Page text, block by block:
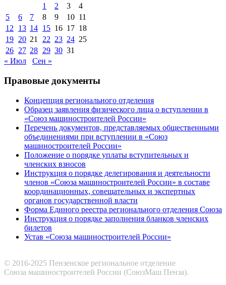
1
2 3
4
5
6 7 8 9 10 11
12 13 14 15 16 17 18
19 20 21 22 23 24 25
26 27 28 29 30 31
« Июл
Сен »
Правовые документы
Концепция регионального отделения
Образец заявления физического лица о вступлении в
«Союз машиностроителей России»
Перечень документов, представляемых общественными
объединениями при вступлении в «Союз
машиностроителей России»
Положение о порядке уплаты вступительных и
членских взносов
Инструкция о порядке делегирования и деятельности
членов «Союза машиностроителей России» в составе
координационных, совещательных и экспертных
органов государственной власти
Форма Единого реестра регионального отделения Союза
Инструкция о порядке заполнения бланков членских
билетов
Устав «Союза машиностроителей России»
© 2016-2025 Пензенское региональное отделение
Cоюза машиностроителей России (СоюзМаш Пенза).